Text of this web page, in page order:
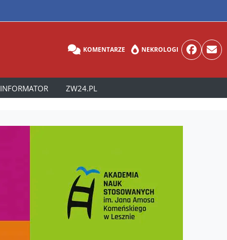
KOMENTARZE NEKROLOGI
INFORMATOR ZW24.PL